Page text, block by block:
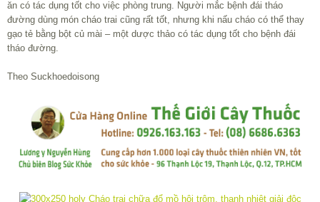
ăn có tác dụng tốt cho việc phòng trung. Người mắc bệnh đái tháo
đường dùng món cháo trai cũng rất tốt, nhưng khi nấu cháo có thể thay
gạo tẻ bằng bột củ mài – một dược thảo có tác dụng tốt cho bệnh đái
tháo đường.
Theo Suckhoedoisong